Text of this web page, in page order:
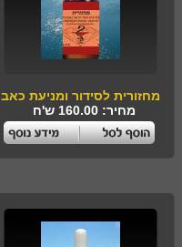
מחזורית לסידור ומניעת כאב
מחיר: 160.00 ש'ח